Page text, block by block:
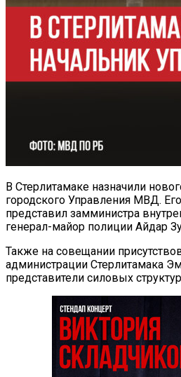
В Стерлитамаке назначили
городского Управления МВД.
представил замминистра
генерал-майор полиции Айдар
Также на совещании
администрации Стерлитамака
представители силовых